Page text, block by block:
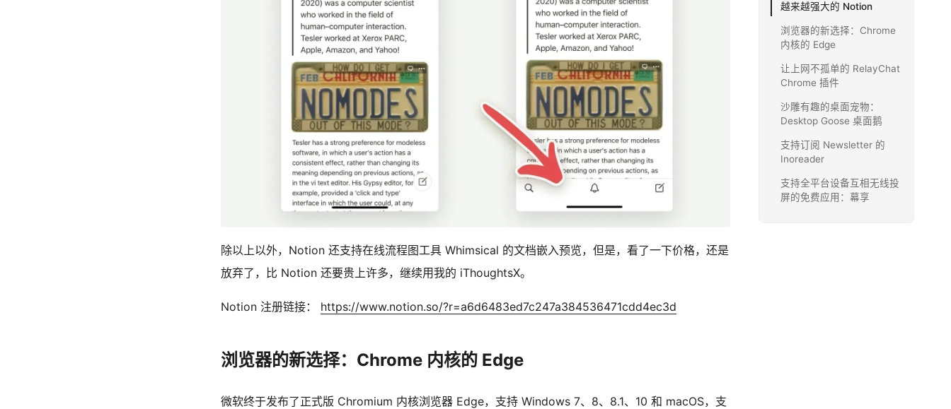
除以上以外，Notion 还支持在线流程图工具 Whimsical 的文档嵌入预览，但是，看了一下价格，还是
放弃了，比 Notion 还要贵上许多，继续用我的 iThoughtsX。
Notion 注册链接： https://www.notion.so/?r=a6d6483ed7c247a384536471cdd4ec3d
浏览器的新选择：Chrome 内核的 Edge
微软终于发布了正式版 Chromium 内核浏览器 Edge，支持 Windows 7、8、8.1、10 和 macOS，支
越来越强大的 Notion
浏览器的新选择：Chrome
内核的 Edge
让上网不孤单的 RelayChat
Chrome 插件
沙雕有趣的桌面宠物：
Desktop Goose 桌面鹅
支持订阅 Newsletter 的
Inoreader
支持全平台设备互相无线投
屏的免费应用：幕享